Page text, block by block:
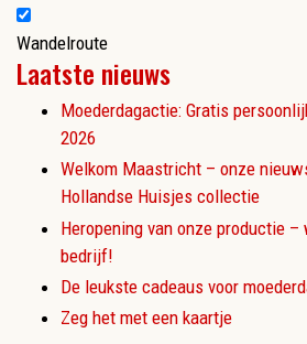
Wandelroute
Laatste nieuws
Moederdagactie: Gratis
2026
Welkom Maastricht – onze
Hollandse Huisjes collectie
Heropening van onze productie
bedrijf!
De leukste cadeaus voor
Zeg het met een kaartje